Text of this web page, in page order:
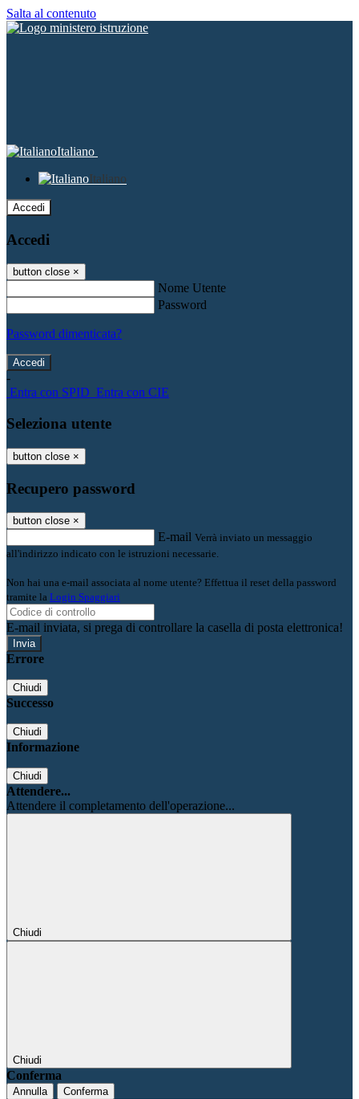
Salta al contenuto
Italiano
Italiano
Accedi
Accedi
button close ×
Nome Utente
Password
Password dimenticata?
-
Entra con SPID Entra con CIE
Seleziona utente
button close ×
Recupero password
button close ×
E-mail Verrà inviato un messaggio
all'indirizzo indicato con le istruzioni necessarie.
Non hai una e-mail associata al nome utente? Effettua il reset della password
tramite la Login Spaggiari
E-mail inviata, si prega di controllare la casella di posta elettronica!
Errore
Chiudi
Successo
Chiudi
Informazione
Chiudi
Attendere...
Attendere il completamento dell'operazione...
Chiudi
Chiudi
Conferma
Annulla Conferma